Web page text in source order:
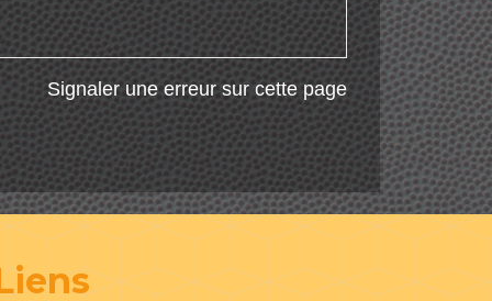
Signaler une erreur sur cette page